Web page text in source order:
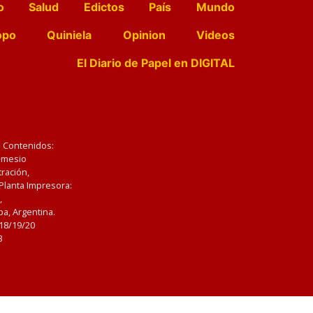
Salud Edictos País
Mundo
Quiniela Opinion
Videos
El Diario de Papel en DIGITAL
Impresora:
Argentina.
19/20